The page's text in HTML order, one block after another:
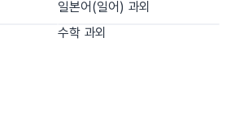
일본어(일어) 과외
수학 과외